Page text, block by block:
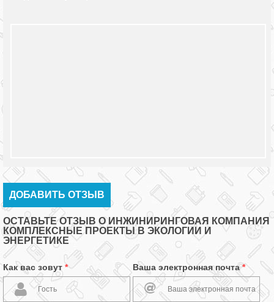
ДОБАВИТЬ ОТЗЫВ
ОСТАВЬТЕ ОТЗЫВ О ИНЖИНИРИНГОВАЯ КОМПАНИЯ
КОМПЛЕКСНЫЕ ПРОЕКТЫ В ЭКОЛОГИИ И
ЭНЕРГЕТИКЕ
Как вас зовут * Ваша электронная почта*